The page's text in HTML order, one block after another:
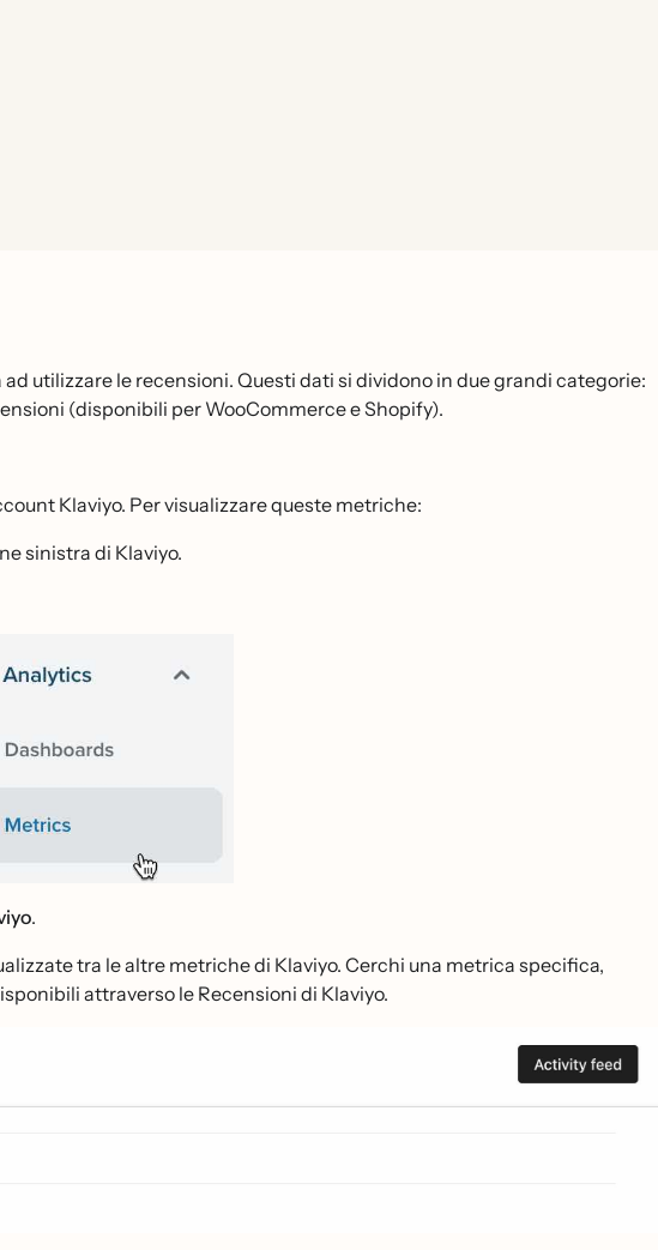
utilizzare le recensioni. Questi dati si dividono in due grandi categorie:
(disponibili per WooCommerce e Shopify).
Klaviyo. Per visualizzare queste metriche:
sinistra di Klaviyo.
.
tra le altre metriche di Klaviyo. Cerchi una metrica specifica,
attraverso le Recensioni di Klaviyo.